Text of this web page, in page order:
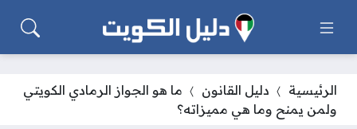
الرئيسية دليل القانون
ما هو الجواز الرمادي الكويتي
ولمن يمنح وما هي مميزاته؟